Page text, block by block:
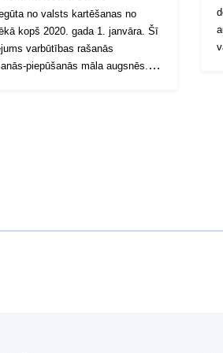
no valsts kartēšanas no
kopš 2020. gada 1. janvāra. Šī
varbūtības rašanās
piepūšanās māla augsnēs.